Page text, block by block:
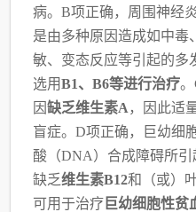
病。B项正确，周围神经
是由多种原因造成如中毒
敏、变态反应等引起的多
选用B1、B6等进行治疗
因缺乏维生素A ，因此适
盲症。D项正确，巨幼细
酸（DNA）合成障碍所
缺乏维生素B12和（或）
可用于治疗 巨幼细胞性贫